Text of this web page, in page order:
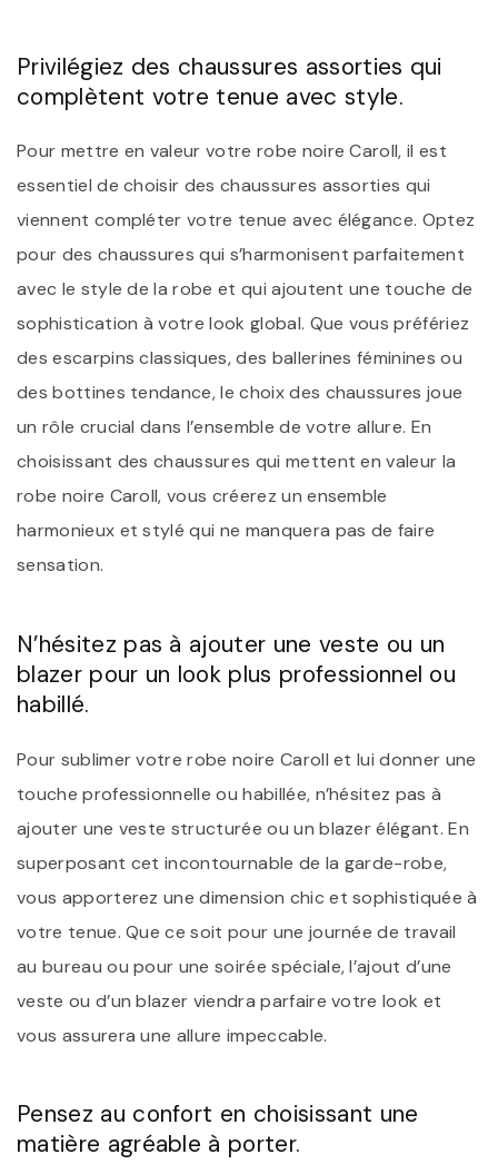
Privilégiez des chaussures assorties qui
complètent votre tenue avec style.
Pour mettre en valeur votre robe noire Caroll, il est
essentiel de choisir des chaussures assorties qui
viennent compléter votre tenue avec élégance. Optez
pour des chaussures qui s’harmonisent parfaitement
avec le style de la robe et qui ajoutent une touche de
sophistication à votre look global. Que vous préfériez
des escarpins classiques, des ballerines féminines ou
des bottines tendance, le choix des chaussures joue
un rôle crucial dans l’ensemble de votre allure. En
choisissant des chaussures qui mettent en valeur la
robe noire Caroll, vous créerez un ensemble
harmonieux et stylé qui ne manquera pas de faire
sensation.
N’hésitez pas à ajouter une veste ou un
blazer pour un look plus professionnel ou
habillé.
Pour sublimer votre robe noire Caroll et lui donner une
touche professionnelle ou habillée, n’hésitez pas à
ajouter une veste structurée ou un blazer élégant. En
superposant cet incontournable de la garde-robe,
vous apporterez une dimension chic et sophistiquée à
votre tenue. Que ce soit pour une journée de travail
au bureau ou pour une soirée spéciale, l’ajout d’une
veste ou d’un blazer viendra parfaire votre look et
vous assurera une allure impeccable.
Pensez au confort en choisissant une
matière agréable à porter.